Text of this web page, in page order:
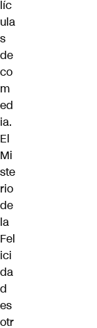
líc
ula
s
de
co
m
ed
ia.
El
Mi
ste
rio
de
la
Fel
ici
da
d
es
otr